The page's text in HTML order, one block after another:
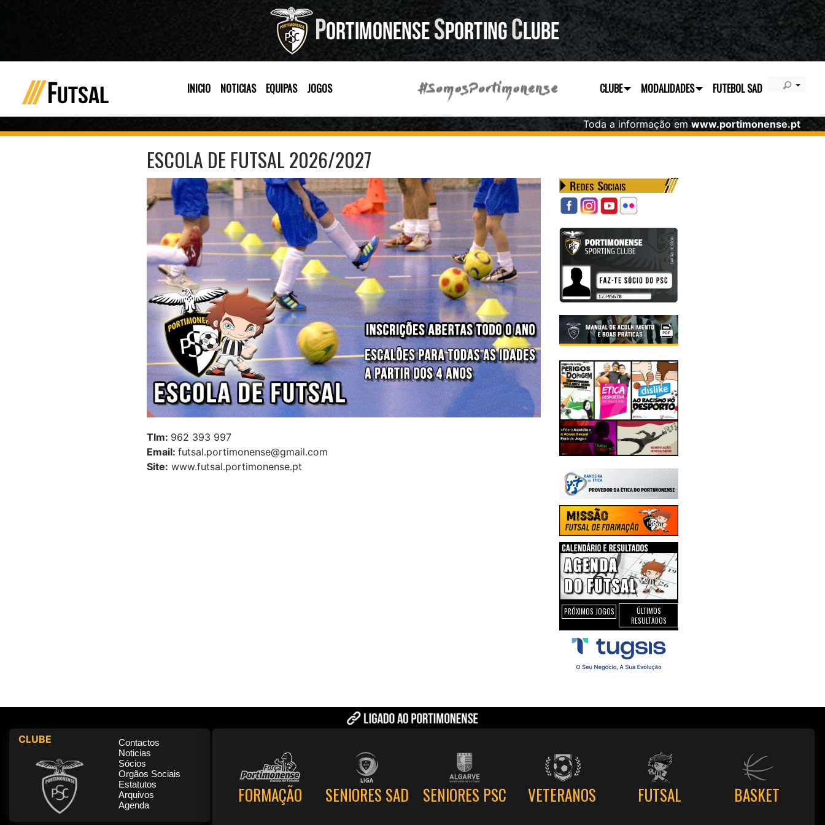
INICIO NOTICIAS EQUIPAS JOGOS CLUBE MODALIDADES FUTEBOL SAD
Toda a informação emwww.portimonense.pt
ESCOLA DE FUTSAL 2026/2027
Tlm: 962 393 997
Email: futsal.portimonense@gmail.com
Site: www.futsal.portimonense.pt
PRÓXIMOS JOGOS
ÚLTIMOS
RESULTADOS
CLUBE
Contactos
Noticias
Sócios
Orgãos Sociais
Estatutos
Arquivos
Agenda
FORMAÇÃO SENIORES SAD SENIORES PSC VETERANOS FUTSAL BASKET